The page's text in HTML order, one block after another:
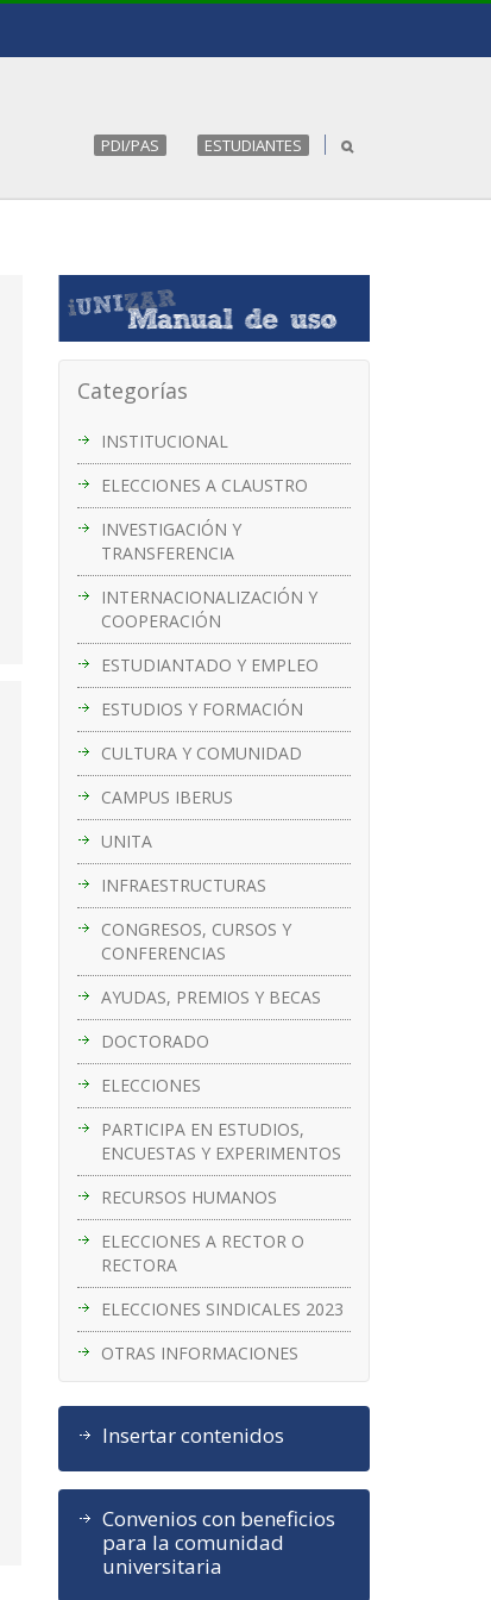
PDI/PAS ESTUDIANTES
Categorías
INSTITUCIONAL
ELECCIONES A CLAUSTRO
INVESTIGACIÓN Y
TRANSFERENCIA
INTERNACIONALIZACIÓN Y
COOPERACIÓN
ESTUDIANTADO Y EMPLEO
ESTUDIOS Y FORMACIÓN
CULTURA Y COMUNIDAD
CAMPUS IBERUS
UNITA
INFRAESTRUCTURAS
CONGRESOS, CURSOS Y
CONFERENCIAS
AYUDAS, PREMIOS Y BECAS
DOCTORADO
ELECCIONES
PARTICIPA EN ESTUDIOS,
ENCUESTAS Y EXPERIMENTOS
RECURSOS HUMANOS
ELECCIONES A RECTOR O
RECTORA
ELECCIONES SINDICALES 2023
OTRAS INFORMACIONES
Insertar contenidos
Convenios con beneficios
para la comunidad
universitaria